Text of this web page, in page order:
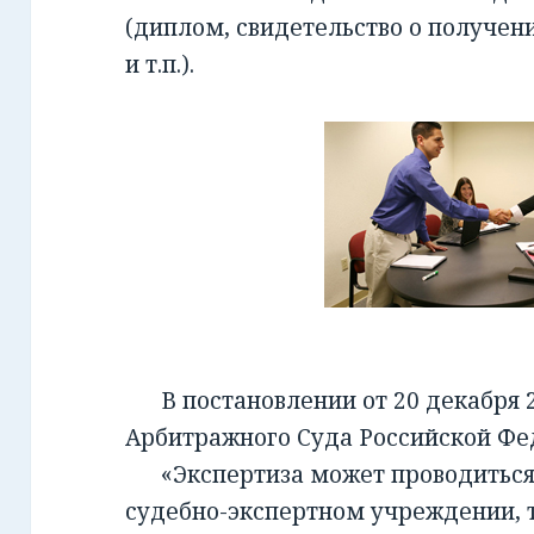
(диплом, свидетельство о
и т.п.).
В постановлении от 20 декабря
Арбитражного Суда Российской
«Экспертиза может
судебно-экспертном учреждении,